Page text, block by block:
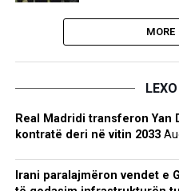
MORE
Real Madridi transferon Yan
kontratë deri në vitin 2033
Irani paralajmëron vendet e